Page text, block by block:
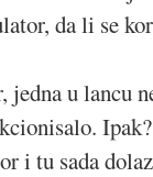
da li se
u lancu
i tu sada